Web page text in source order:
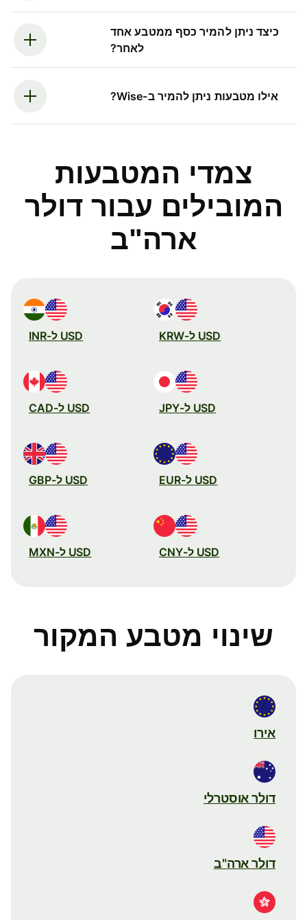
כיצד ניתן להמיר כסף ממטבע אחד
לאחר?
אילו מטבעות ניתן להמיר ב-Wise?
צמדי המטבעות
המובילים עבור דולר
ארה"ב
USD ל-KRW USD ל-INR
USD ל-JPY USD ל-CAD
USD ל-EUR USD ל-GBP
USD ל-CNY USD ל-MXN
שינוי מטבע המקור
אירו
דולר אוסטרלי
דולר ארה"ב